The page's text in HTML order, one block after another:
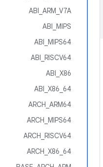
ABI_ARM_V7A
ABI_MIPS
ABI_MIPS64
ABI_RISCV64
ABI_X86
ABI_X86_64
ARCH_ARM64
ARCH_MIPS64
ARCH_RISCV64
ARCH_X86_64